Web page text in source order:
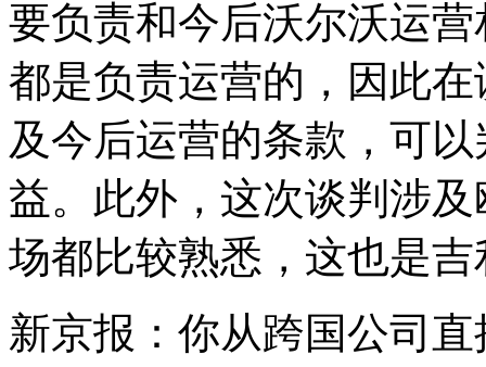
要负责和今后沃尔沃运
都是负责运营的，因此
及今后运营的条款，可
益。此外，这次谈判涉
场都比较熟悉，这也是
新京报：你从跨国公司